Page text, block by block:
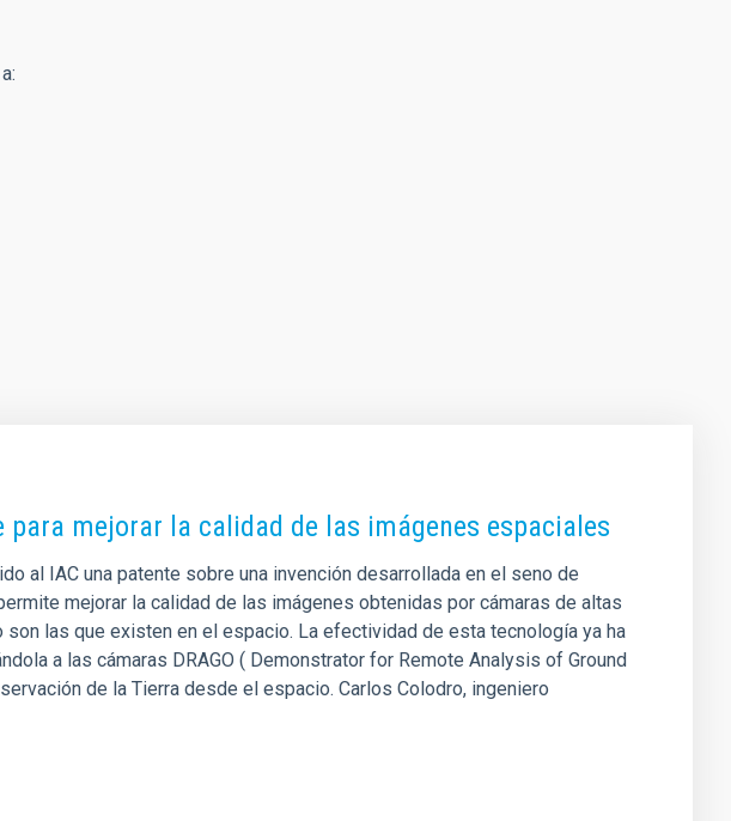
mejorar la calidad de las imágenes espaciales
al IAC una patente sobre una invención desarrollada en el seno de
mejorar la calidad de las imágenes obtenidas por cámaras de altas
las que existen en el espacio. La efectividad de esta tecnología ya ha
a las cámaras DRAGO ( Demonstrator for Remote Analysis of Ground
de la Tierra desde el espacio. Carlos Colodro, ingeniero